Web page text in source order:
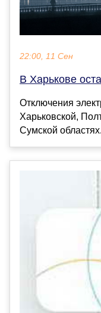
22:00, 11 Сен
В Харькове
Отключения
Харьковской,
Сумской